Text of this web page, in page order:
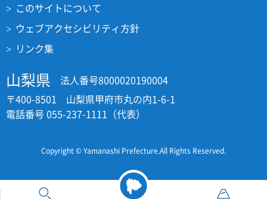
このサイトについて
ウェブアクセシビリティ方針
リンク集
山梨県
法人番号8000020190004
〒400-8501 山梨県甲府市丸の内1-6-1
電話番号 055-237-1111（代表）
Copyright © Yamanashi Prefecture.All Rights Reserved.